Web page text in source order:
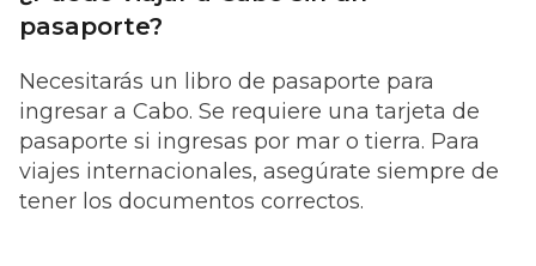
pasaporte?
Necesitarás un libro de pasaporte para
ingresar a Cabo. Se requiere una tarjeta de
pasaporte si ingresas por mar o tierra. Para
viajes internacionales, asegúrate siempre de
tener los documentos correctos.